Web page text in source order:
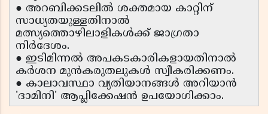
● അറബിക്കടലിൽ ശക്തമായ കാറ്റിന്
സാധ്യതയുള്ളതിനാൽ
മത്സ്യത്തൊഴിലാളികൾക്ക് ജാഗ്രതാ
നിർദേശം.
● ഇടിമിന്നൽ അപകടകാരികളായതിനാൽ
കർശന മുൻകരുതലുകൾ സ്വീകരിക്കണം.
● കാലാവസ്ഥാ വ്യതിയാനങ്ങൾ അറിയാൻ
'ദാമിനി' ആപ്ലിക്കേഷൻ ഉപയോഗിക്കാം.